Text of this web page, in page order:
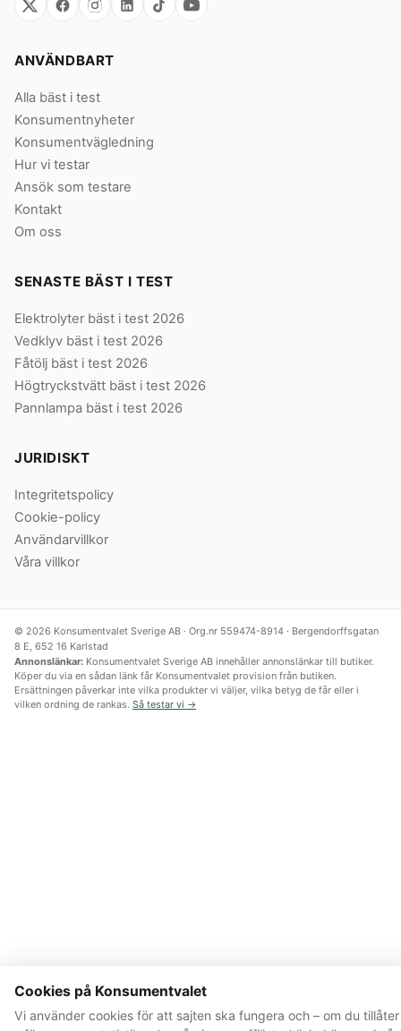
ANVÄNDBART
Alla bäst i test
Konsumentnyheter
Konsumentvägledning
Hur vi testar
Ansök som testare
Kontakt
Om oss
SENASTE BÄST I TEST
Elektrolyter bäst i test 2026
Vedklyv bäst i test 2026
Fåtölj bäst i test 2026
Högtryckstvätt bäst i test 2026
Pannlampa bäst i test 2026
JURIDISKT
Integritetspolicy
Cookie-policy
Användarvillkor
Våra villkor
© 2026 Konsumentvalet Sverige AB · Org.nr 559474-8914 · Bergendorffsgatan
8 E, 652 16 Karlstad
Annonslänkar: Konsumentvalet Sverige AB innehåller annonslänkar till butiker.
Köper du via en sådan länk får Konsumentvalet provision från butiken.
Ersättningen påverkar inte vilka produkter vi väljer, vilka betyg de får eller i
vilken ordning de rankas. Så testar vi →
Cookies på Konsumentvalet
Vi använder cookies för att sajten ska fungera och – om du tillåter